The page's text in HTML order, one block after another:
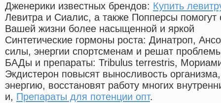
Дженерики известных брендов: Купить
Левитра и Сиалис, а также Попперсы помогут
Вашей жизни более насыщенной и яркой
Синтетические гормоны роста: Динатроп,
силы, энергии спортсменам и решат
БАДы и препараты: Tribulus terrestris,
Экдистерон повысят выносливость
энергию, восстановят работу многих
и, Препараты для потенции опт.